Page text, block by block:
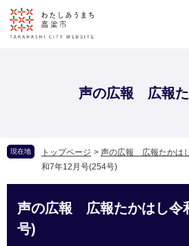
声の広報 広報た
現在地 トップページ > 声の広報 広報たかは
和7年12月号(254号)
声の広報 広報たかはし令
号)